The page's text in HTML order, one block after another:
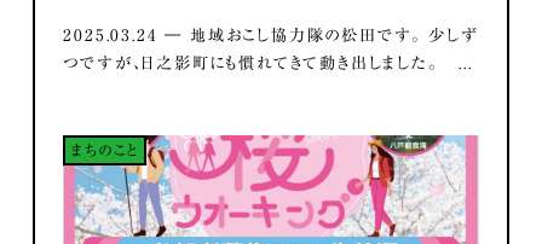
2025.03.24 ― 地域おこし協力隊の松田です。 少しず
つですが、日之影町にも慣れてきて動き出しました。 ...
まちのこと